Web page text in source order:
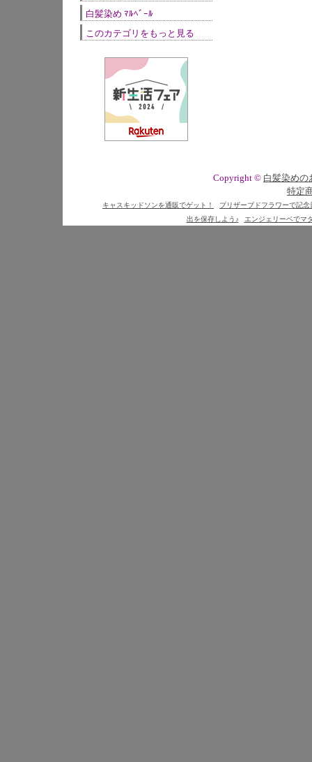
白髪染め ﾏﾙﾍﾞｰﾙ
このカテゴリをもっと見る
Copyright © 白髪染めの
特定
キャスキッドソンを通販でゲット！
プリザーブドフラワーで記念
出を保存しよう♪
エンジェリーベでマ